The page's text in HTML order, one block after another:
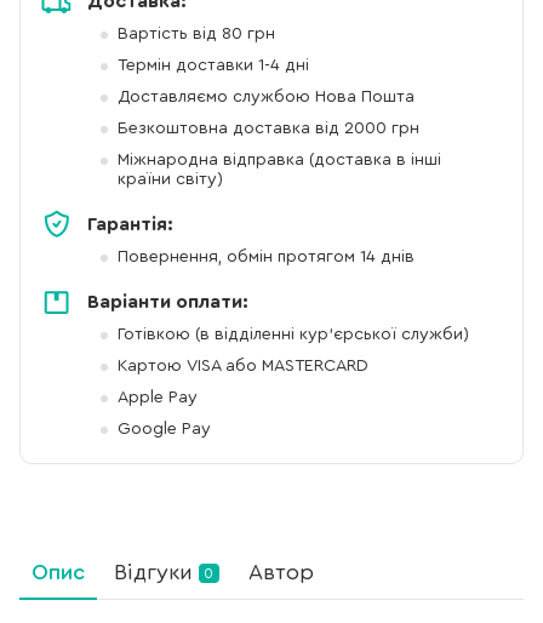
Вартість від 80 грн
Термін доставки 1-4 дні
Доставляємо службою Нова Пошта
Безкоштовна доставка від 2000 грн
Міжнародна відправка (доставка в інші
країни світу)
Гарантія:
Повернення, обмін протягом 14 днів
Варіанти оплати:
Готівкою (в відділенні кур'єрської служби)
Картою VISA або MASTERCARD
Apple Pay
Google Pay
Опис Відгуки 0 Автор